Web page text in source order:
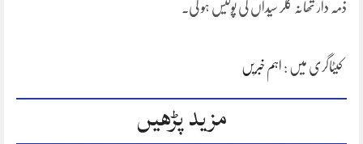
ذمہ دار تھانہ کلر سیداں کی پولیس ہو گی۔
کیٹاگری میں : اہم خبریں
مزید پڑھیں